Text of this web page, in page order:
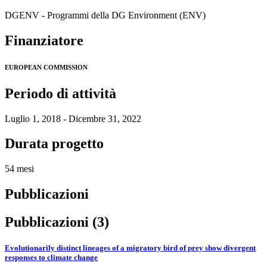
DGENV - Programmi della DG Environment (ENV)
Finanziatore
EUROPEAN COMMISSION
Periodo di attività
Luglio 1, 2018 - Dicembre 31, 2022
Durata progetto
54 mesi
Pubblicazioni
Pubblicazioni (3)
Evolutionarily distinct lineages of a migratory bird of prey show divergent
responses to climate change